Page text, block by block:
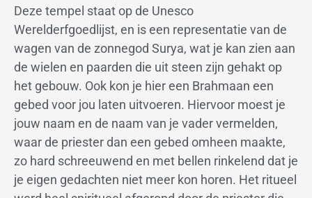
Deze tempel staat op de Unesco
Werelderfgoedlijst, en is een representatie van de
wagen van de zonnegod Surya, wat je kan zien aan
de wielen en paarden die uit steen zijn gehakt op
het gebouw. Ook kon je hier een Brahmaan een
gebed voor jou laten uitvoeren. Hiervoor moest je
jouw naam en de naam van je vader vermelden,
waar de priester dan een gebed omheen maakte,
zo hard schreeuwend en met bellen rinkelend dat je
je eigen gedachten niet meer kon horen. Het ritueel